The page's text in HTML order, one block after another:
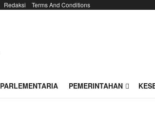
Redaksi Terms And Conditions
PARLEMENTARIA PEMERINTAHAN